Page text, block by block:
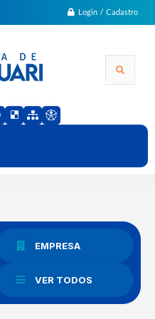
Login / Cadastro
EMPRESA
VER TODOS